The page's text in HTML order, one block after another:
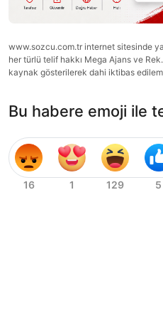
www.sozcu.com.tr internet sitesinde
her türlü telif hakkı Mega Ajans ve
kaynak gösterilerek dahi iktibas
Bu habere emoji ile